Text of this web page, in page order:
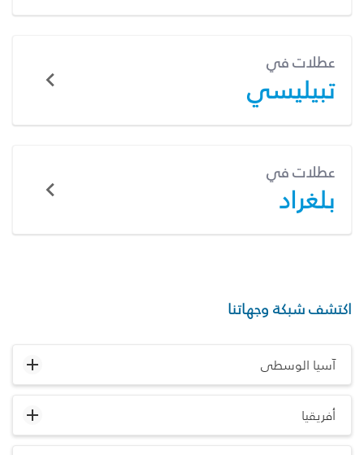
عطلات في
تبيليسي
عطلات في
بلغراد
اكتشف شبكة وجهاتنا
آسيا الوسطى
أفريقيا